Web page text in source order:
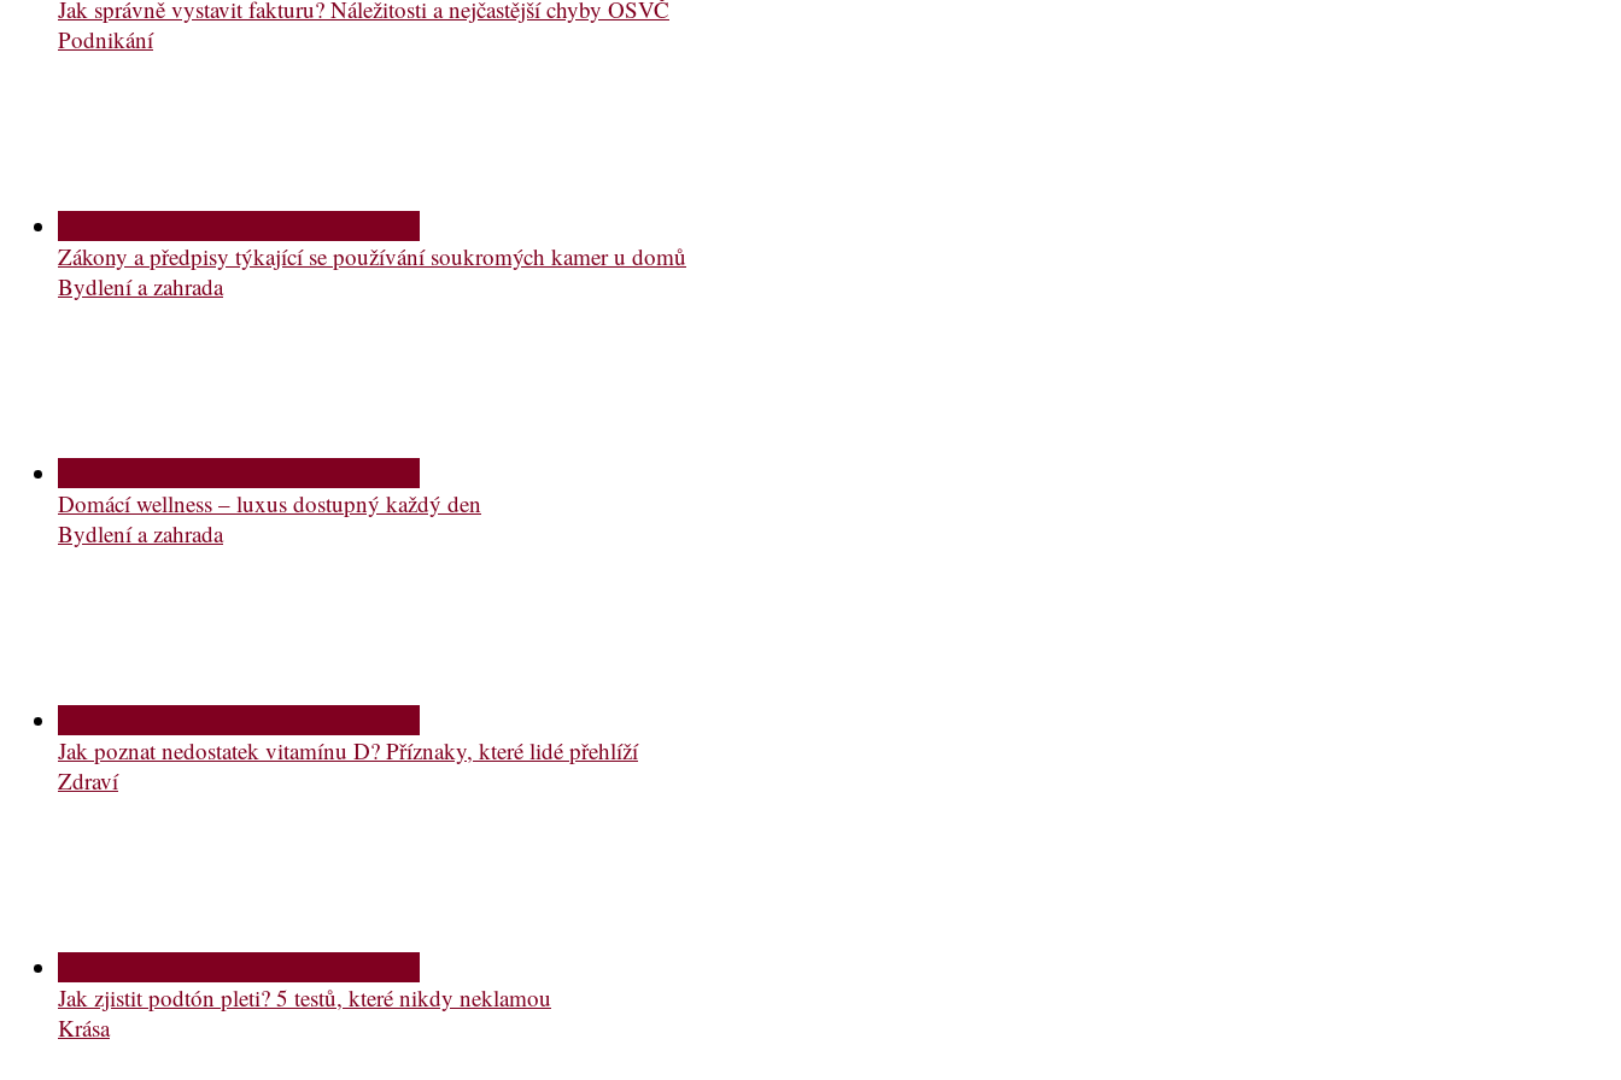
Jak správně vystavit fakturu? Náležitosti a nejčastější chyby OSVČ
Podnikání
Zákony a předpisy týkající se používání soukromých kamer u domů
Bydlení a zahrada
Domácí wellness – luxus dostupný každý den
Bydlení a zahrada
Jak poznat nedostatek vitamínu D? Příznaky, které lidé přehlíží
Zdraví
Jak zjistit podtón pleti? 5 testů, které nikdy neklamou
Krása